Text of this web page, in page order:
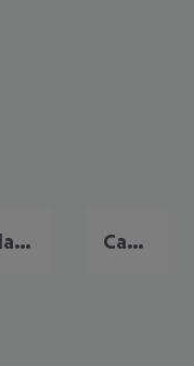
Playa del Ingles Campo International